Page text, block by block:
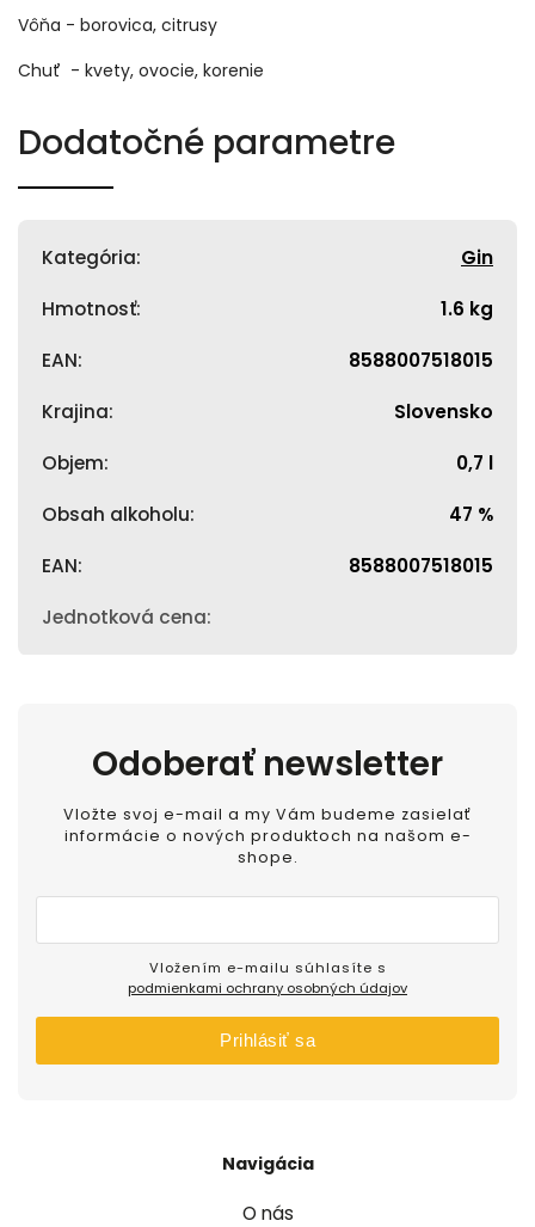
Vôňa - borovica, citrusy
Chuť - kvety, ovocie, korenie
Dodatočné parametre
Kategória: Gin
Hmotnosť: 1.6 kg
EAN: 8588007518015
Krajina: Slovensko
Objem: 0,7 l
Obsah alkoholu: 47 %
EAN: 8588007518015
Jednotková cena:
Navigácia
O nás
Odoberať newsletter
Vložte svoj e-mail a my Vám budeme zasielať
informácie o nových produktoch na našom e-
shope.
podmienkami ochrany osobných údajov
Prihlásiť sa